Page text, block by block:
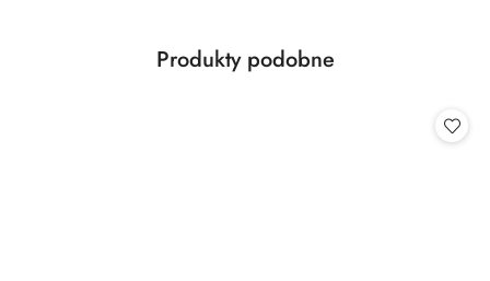
Pomiń karuzelę produktów
Produkty
Produkty podobne